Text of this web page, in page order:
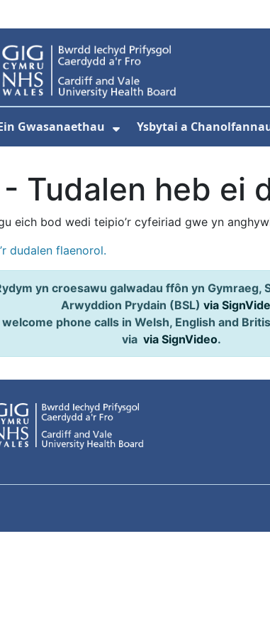
Gwasanaethau Ysbytai a
Tudalen heb ei
eich bod wedi teipio’r cyfeiriad gwe yn
dudalen flaenorol.
yn croesawu galwadau ffôn yn Gymraeg,
Arwyddion Prydain (BSL)via
welcome phone calls in Welsh, English and
via via SignVideo.